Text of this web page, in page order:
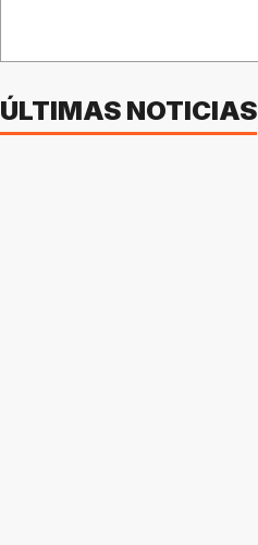
ÚLTIMAS NOTICIAS